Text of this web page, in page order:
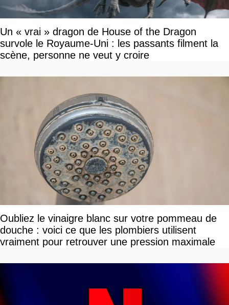
Un « vrai » dragon de House of the Dragon
survole le Royaume-Uni : les passants filment la
scène, personne ne veut y croire
Oubliez le vinaigre blanc sur votre pommeau de
douche : voici ce que les plombiers utilisent
vraiment pour retrouver une pression maximale